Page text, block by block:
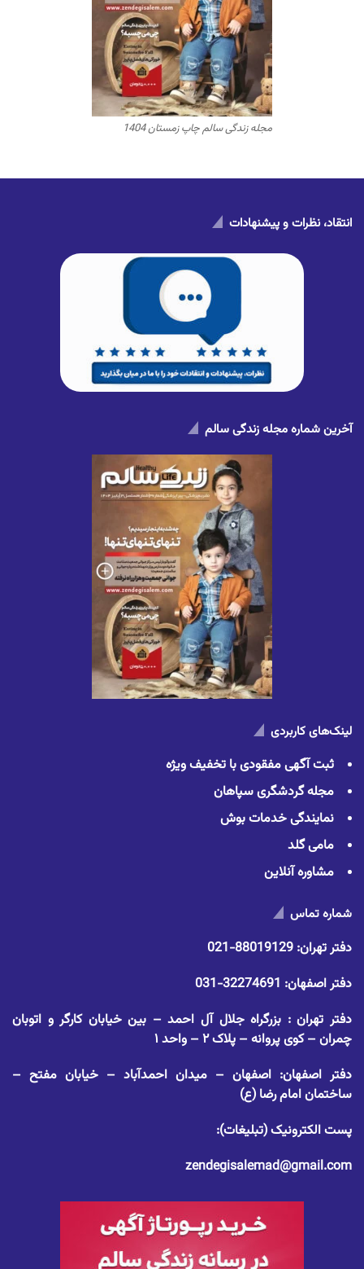
مجله زندگی سالم چاپ زمستان 1404
انتقاد، نظرات و پیشنهادات
آخرین شماره مجله زندگی سالم
لینک‌های کاربردی
ثبت آگهی مفقودی با تخفیف ویژه
مجله گردشگری سپاهان
نمایندگی خدمات بوش
مامی گلد
مشاوره آنلاین
شماره تماس
دفتر تهران: 88019129-021
دفتر اصفهان: 32274691-031
دفتر تهران : بزرگراه جلال آل احمد – بین خیابان کارگر و اتوبان
چمران – کوی پروانه – پلاک ۲ – واحد ۱
دفتر اصفهان: اصفهان – میدان احمدآباد – خیابان مفتح –
ساختمان امام رضا (ع)
پست الکترونیک (تبلیغات):
zendegisalemad@gmail.com